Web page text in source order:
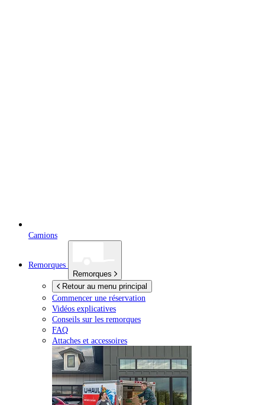
Camions
Remorques
Remorques
Retour au menu principal
Commencer une réservation
Vidéos explicatives
Conseils sur les remorques
FAQ
Attaches et accessoires